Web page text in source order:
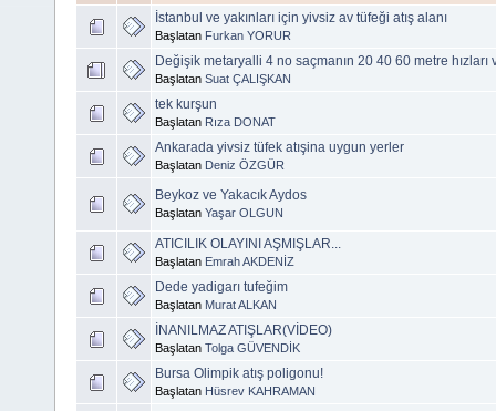
İstanbul ve yakınları için yivsiz av tüfeği atış alanı
Başlatan Furkan YORUR
Değişik metaryalli 4 no saçmanın 20 40 60 metre
Başlatan Suat ÇALIŞKAN
tek kurşun
Başlatan Rıza DONAT
Ankarada yivsiz tüfek atışina uygun yerler
Başlatan Deniz ÖZGÜR
Beykoz ve Yakacık Aydos
Başlatan Yaşar OLGUN
ATICILIK OLAYINI AŞMIŞLAR...
Başlatan Emrah AKDENİZ
Dede yadigarı tufeğim
Başlatan Murat ALKAN
İNANILMAZ ATIŞLAR(VİDEO)
Başlatan Tolga GÜVENDİK
Bursa Olimpik atış poligonu!
Başlatan Hüsrev KAHRAMAN